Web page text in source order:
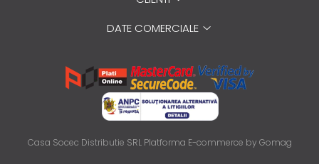
DATE COMERCIALE
Casa Socec Distributie SRL Platforma E-commerce by Gomag